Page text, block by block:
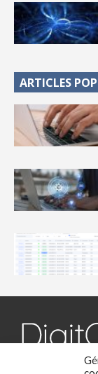
ARTICLES
Digit Collab est